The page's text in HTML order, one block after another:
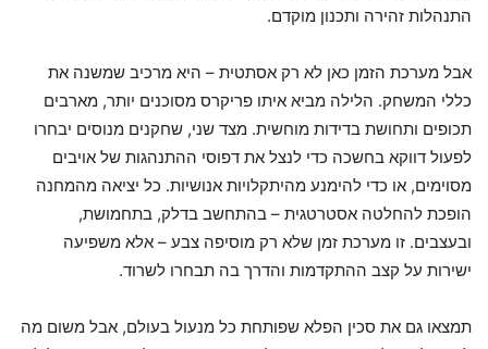
התנהלות זהירה ותכנון מוקדם.
אבל מערכת הזמן כאן לא רק אסתטית – היא מרכיב שמשנה את
כללי המשחק. הלילה מביא איתו פריקרס מסוכנים יותר, מארבים
תכופים ותחושת בדידות מוחשית. מצד שני, שחקנים מנוסים יבחרו
לפעול דווקא בחשכה כדי לנצל את דפוסי ההתנהגות של אויבים
מסוימים, או כדי להימנע מהיתקלויות אנושיות. כל יציאה מהמחנה
הופכת להחלטה אסטרטגית – בהתחשב בדלק, בתחמושת,
ובעצבים. זו מערכת זמן שלא רק מוסיפה צבע – אלא משפיעה
ישירות על קצב ההתקדמות והדרך בה תבחרו לשרוד.
תמצאו גם את סכין הפלא שפותחת כל מנעול בעולם, אבל משום מה